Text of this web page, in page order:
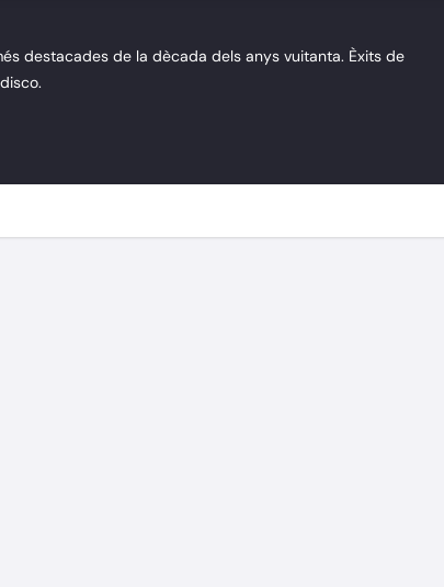
destacades de la dècada dels anys vuitanta. Èxits de